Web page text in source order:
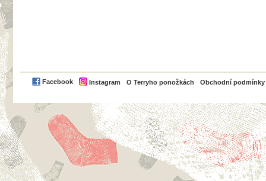
Facebook Instagram O Terryho ponožkách Obchodní podmínky
PayPal